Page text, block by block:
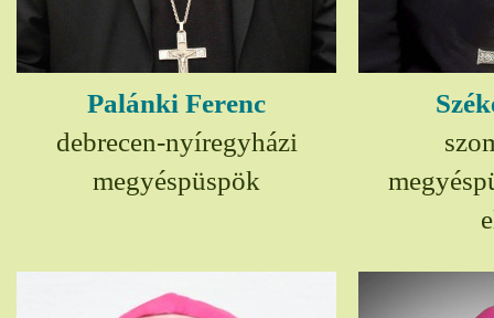
Palánki Ferenc
debrecen-nyíregyházi
megyéspüspök